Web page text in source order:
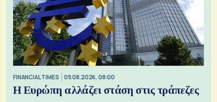
FINANCIAL TIMES 09.08.2026, 08:00
Η Ευρώπη αλλάζει στάση στις τράπεζες